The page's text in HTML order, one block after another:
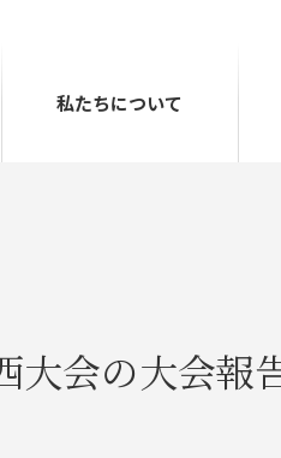
私たちについて
大会の大会報